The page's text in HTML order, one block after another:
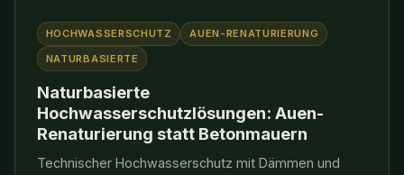
HOCHWASSERSCHUTZ
AUEN-RENATURIERUNG
NATURBASIERTE
Naturbasierte
Hochwasserschutzlösungen: Auen-
Renaturierung statt Betonmauern
Technischer Hochwasserschutz mit Dämmen und